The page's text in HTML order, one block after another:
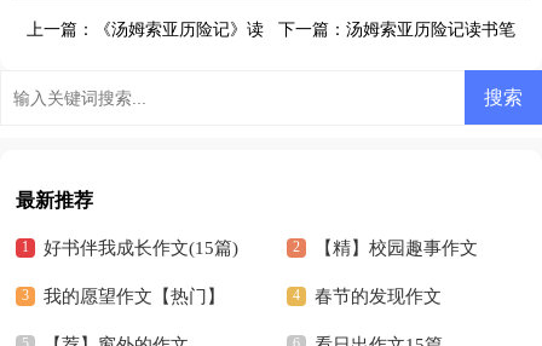
上一篇： 《汤姆索亚历险记》读 下一篇：汤姆索亚历险记读书笔
记
最新推荐
好书伴我成长作文(15篇) 【精】校园趣事作文
我的愿望作文【热门】 春节的发现作文